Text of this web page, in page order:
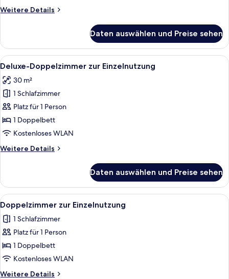
Weitere Details
Weitere
Doppelzimmer
Daten auswählen und Preise sehen
Alle
Fotos
für
Deluxe-
Doppelzimmer
zur
Einzelnutzung
Ein ordentlich bezogenes Bett mit
8
Deluxe-Doppelzimmer zur Einzelnutzung
30 m²
1 Schlafzimmer
Platz für 1 Person
1 Doppelbett
Kostenloses WLAN
Weitere Details
Weitere
Doppelzimmer
zur
Einzelnutzung
Daten auswählen und Preise sehen
Alle
Fotos
für
Doppelzimmer
zur
Einzelnutzung
anzeigen
Ein Hotelzimmer mit Bett,
7
Doppelzimmer zur Einzelnutzung
1 Schlafzimmer
Platz für 1 Person
1 Doppelbett
Kostenloses WLAN
Weitere Details
Weitere